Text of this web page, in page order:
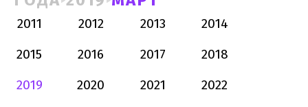
2011 2012 2013
2014
2015
2016 2017
2018
2019
2020 2021
2022